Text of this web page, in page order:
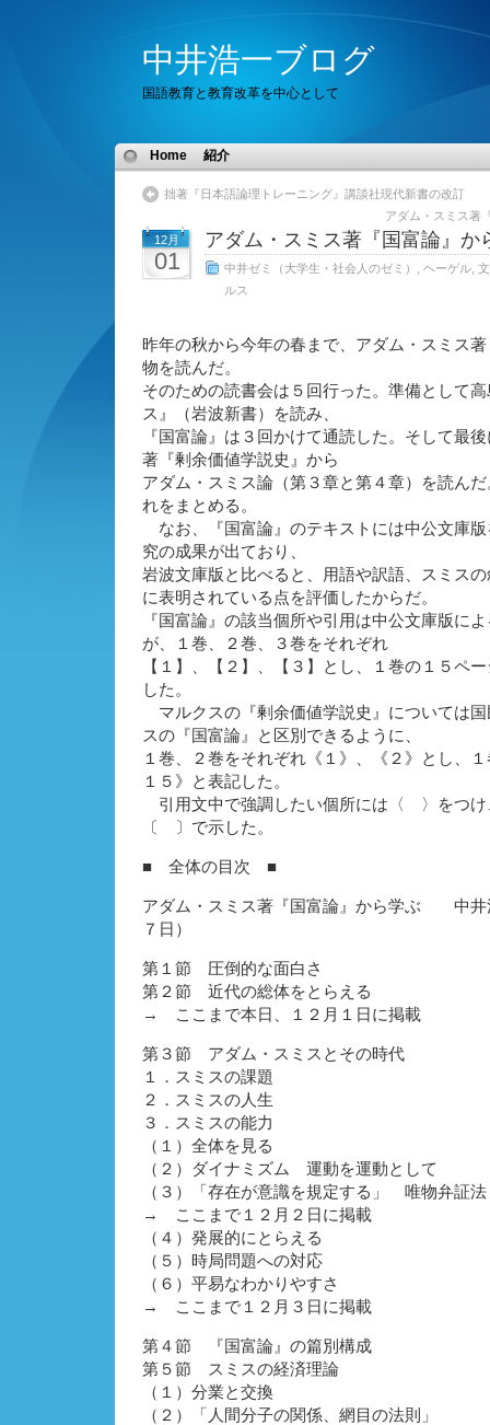
中井浩一ブログ
国語教育と教育改革を中心として
Home 紹介
拙著『日本語論理トレーニング』講談社現代新書の改訂
アダム・スミス著
12月
01
アダム・スミス著『国富論』
中井ゼミ（大学生・社会人のゼミ） ヘーゲル
ルス
昨年の秋から今年の春まで、アダム・スミス
物を読んだ。
そのための読書会は５回行った。準備として
ス』（岩波新書）を読み、
『国富論』は３回かけて通読した。そして最
著『剰余価値学説史』から
アダム・スミス論（第３章と第４章）を読ん
れをまとめる。
なお、『国富論』のテキストには中公文庫
究の成果が出ており、
岩波文庫版と比べると、用語や訳語、スミス
に表明されている点を評価したからだ。
『国富論』の該当個所や引用は中公文庫版に
が、１巻、２巻、３巻をそれぞれ
【１】、【２】、【３】とし、１巻の１５ペ
した。
マルクスの『剰余価値学説史』については
スの『国富論』と区別できるように、
１巻、２巻をそれぞれ《１》、《２》とし、
１５》と表記した。
引用文中で強調したい個所には〈 〉をつけ
〔 〕で示した。
■ 全体の目次 ■
アダム・スミス著『国富論』から学ぶ 中
７日）
第１節 圧倒的な面白さ
第２節 近代の総体をとらえる
→ ここまで本日、１２月１日に掲載
第３節 アダム・スミスとその時代
１．スミスの課題
２．スミスの人生
３．スミスの能力
（１）全体を見る
（２）ダイナミズム 運動を運動として
（３）「存在が意識を規定する」 唯物弁証法
→ ここまで１２月２日に掲載
（４）発展的にとらえる
（５）時局問題への対応
（６）平易なわかりやすさ
→ ここまで１２月３日に掲載
第４節 『国富論』の篇別構成
第５節 スミスの経済理論
（１）分業と交換
（２）「人間分子の関係、網目の法則」